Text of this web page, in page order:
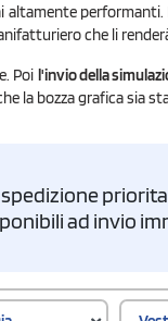
che li
Poi l'invio della
la bozza grafica sia
ad invio